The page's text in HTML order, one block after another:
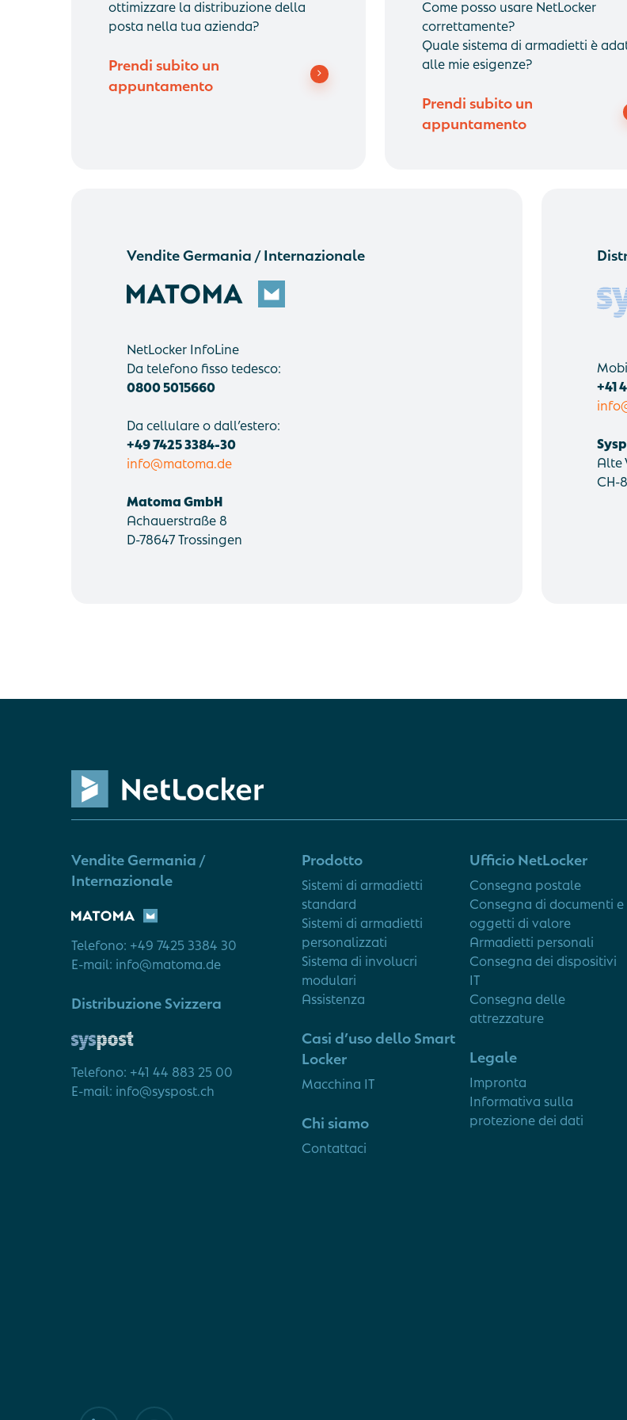
ottimizzare la distribuzione della
posta nella tua azienda?
Prendi subito un
appuntamento
Come posso usare NetLocker
correttamente?
Quale sistema di armadietti è
alle mie esigenze?
Prendi subito un
appuntamento
Vendite Germania / Internazionale
NetLocker InfoLine
Da telefono fisso tedesco:
0800 5015660
Da cellulare o dall’estero:
+49 7425 3384-30
info@matoma.de
Matoma GmbH
Achauerstraße 8
D-78647 Trossingen
+41
Alte
CH-
Vendite Germania /
Internazionale
Telefono: +49 7425 3384 30
E-mail: info@matoma.de
Distribuzione Svizzera
Telefono: +41 44 883 25 00
E-mail: info@syspost.ch
Prodotto
Sistemi di armadietti
standard
Sistemi di armadietti
personalizzati
Sistema di involucri
modulari
Assistenza
Casi d’uso dello Smart
Locker
Macchina IT
Chi siamo
Contattaci
Ufficio NetLocker
Consegna postale
Consegna di documenti e
oggetti di valore
Armadietti personali
Consegna dei dispositivi
IT
Consegna delle
attrezzature
Legale
Impronta
Informativa sulla
protezione dei dati
linkedin